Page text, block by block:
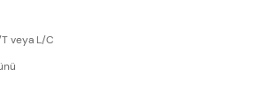
veya L/C